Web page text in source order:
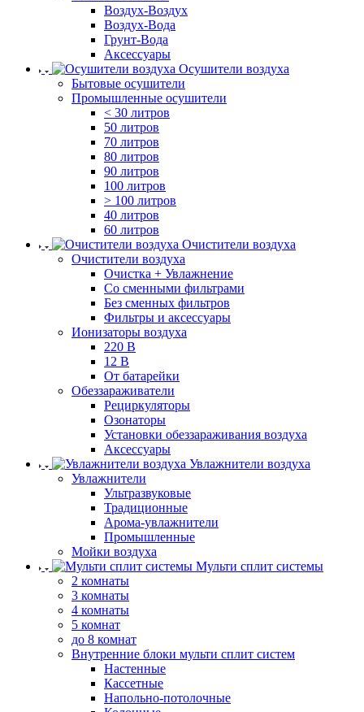
Воздух-Воздух
Воздух-Вода
Грунт-Вода
Аксессуары
Осушители воздуха
Бытовые осушители
Промышленные осушители
< 30 литров
50 литров
70 литров
80 литров
90 литров
100 литров
> 100 литров
40 литров
60 литров
Очистители воздуха
Очистители воздуха
Очистка + Увлажнение
Cо сменными фильтрами
Без сменных фильтров
Фильтры и аксессуары
Ионизаторы воздуха
220 В
12 В
От батарейки
Обеззараживатели
Рециркуляторы
Озонаторы
Установки обеззараживания воздуха
Аксессуары
Увлажнители воздуха
Увлажнители
Ультразвуковые
Традиционные
Арома-увлажнители
Промышленные
Мойки воздуха
Мульти сплит системы
2 комнаты
3 комнаты
4 комнаты
5 комнат
до 8 комнат
Внутренние блоки мульти сплит систем
Настенные
Кассетные
Напольно-потолочные